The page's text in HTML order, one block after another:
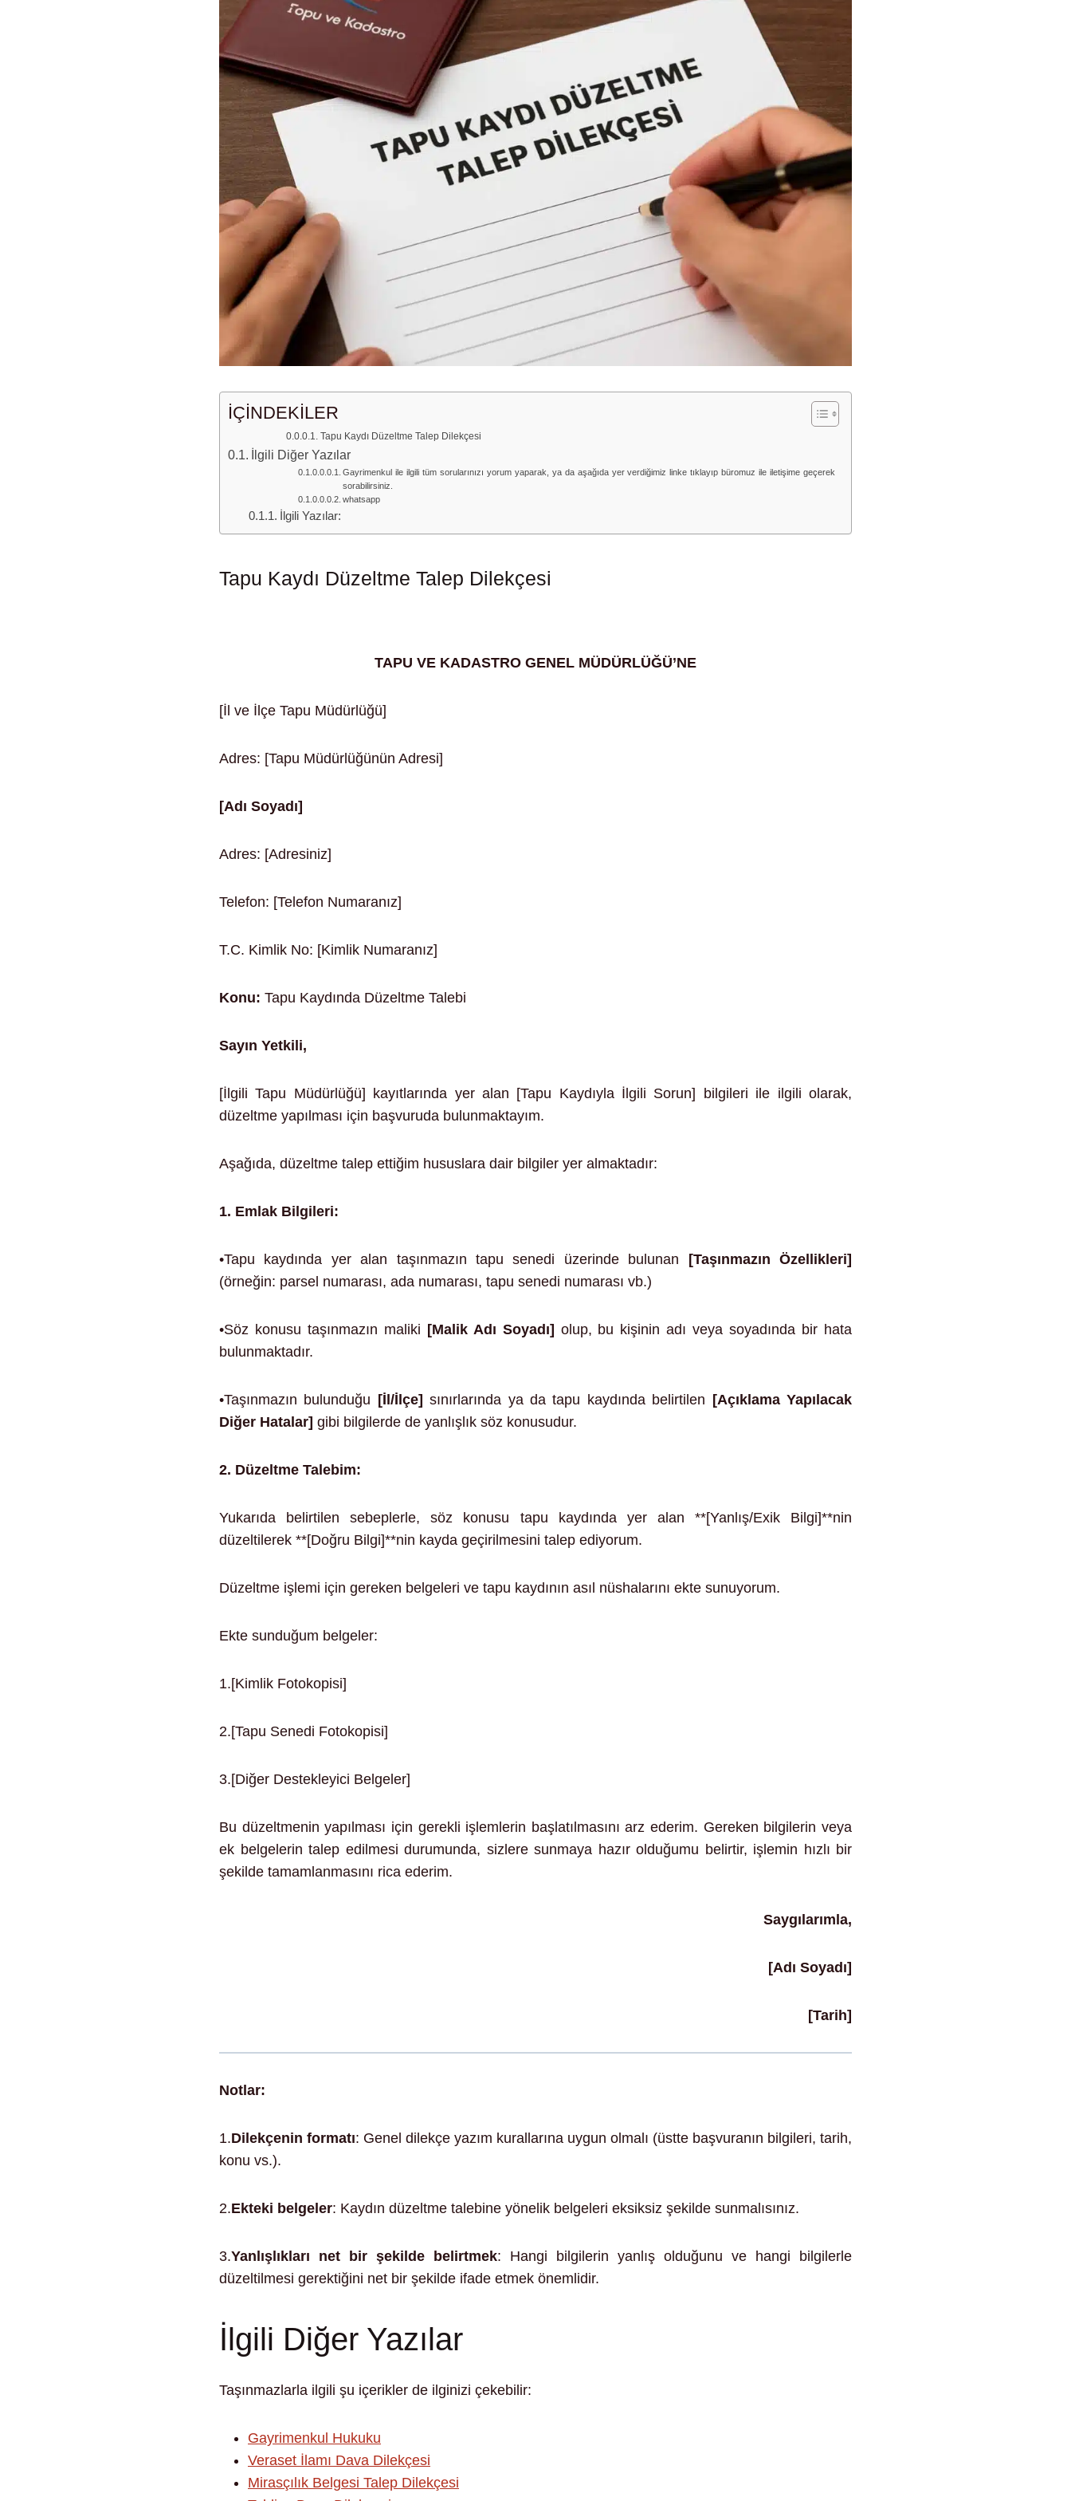
İÇİNDEKİLER
Tapu Kaydı Düzeltme Talep Dilekçesi
İlgili Diğer Yazılar
Gayrimenkul ile ilgili tüm sorularınızı yorum yaparak, ya da aşağıda yer verdiğimiz linke tıklayıp büromuz ile iletişime geçerek
sorabilirsiniz.
whatsapp
İlgili Yazılar:
Tapu Kaydı Düzeltme Talep Dilekçesi
TAPU VE KADASTRO GENEL MÜDÜRLÜĞÜ’NE
[İl ve İlçe Tapu Müdürlüğü]
Adres: [Tapu Müdürlüğünün Adresi]
[Adı Soyadı]
Adres: [Adresiniz]
Telefon: [Telefon Numaranız]
T.C. Kimlik No: [Kimlik Numaranız]
Konu: Tapu Kaydında Düzeltme Talebi
Sayın Yetkili,
[İlgili Tapu Müdürlüğü] kayıtlarında yer alan [Tapu Kaydıyla İlgili Sorun] bilgileri ile ilgili olarak,
düzeltme yapılması için başvuruda bulunmaktayım.
Aşağıda, düzeltme talep ettiğim hususlara dair bilgiler yer almaktadır:
1. Emlak Bilgileri:
•Tapu kaydında yer alan taşınmazın tapu senedi üzerinde bulunan [Taşınmazın Özellikleri]
(örneğin: parsel numarası, ada numarası, tapu senedi numarası vb.)
•Söz konusu taşınmazın maliki [Malik Adı Soyadı] olup, bu kişinin adı veya soyadında bir hata
bulunmaktadır.
•Taşınmazın bulunduğu [İl/İlçe] sınırlarında ya da tapu kaydında belirtilen [Açıklama Yapılacak
Diğer Hatalar] gibi bilgilerde de yanlışlık söz konusudur.
2. Düzeltme Talebim:
Yukarıda belirtilen sebeplerle, söz konusu tapu kaydında yer alan **[Yanlış/Exik Bilgi]**nin
düzeltilerek **[Doğru Bilgi]**nin kayda geçirilmesini talep ediyorum.
Düzeltme işlemi için gereken belgeleri ve tapu kaydının asıl nüshalarını ekte sunuyorum.
Ekte sunduğum belgeler:
1.[Kimlik Fotokopisi]
2.[Tapu Senedi Fotokopisi]
3.[Diğer Destekleyici Belgeler]
Bu düzeltmenin yapılması için gerekli işlemlerin başlatılmasını arz ederim. Gereken bilgilerin veya
ek belgelerin talep edilmesi durumunda, sizlere sunmaya hazır olduğumu belirtir, işlemin hızlı bir
şekilde tamamlanmasını rica ederim.
Saygılarımla,
[Adı Soyadı]
[Tarih]
Notlar:
1.Dilekçenin formatı: Genel dilekçe yazım kurallarına uygun olmalı (üstte başvuranın bilgileri, tarih,
konu vs.).
2.Ekteki belgeler: Kaydın düzeltme talebine yönelik belgeleri eksiksiz şekilde sunmalısınız.
3.Yanlışlıkları net bir şekilde belirtmek: Hangi bilgilerin yanlış olduğunu ve hangi bilgilerle
düzeltilmesi gerektiğini net bir şekilde ifade etmek önemlidir.
İlgili Diğer Yazılar
Taşınmazlarla ilgili şu içerikler de ilginizi çekebilir:
Gayrimenkul Hukuku
Veraset İlamı Dava Dilekçesi
Mirasçılık Belgesi Talep Dilekçesi